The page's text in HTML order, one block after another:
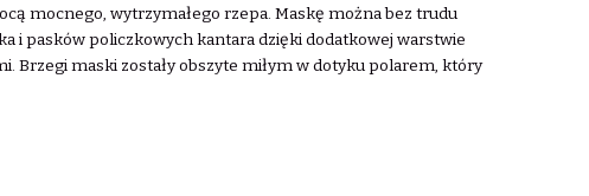
mocnego, wytrzymałego rzepa. Maskę można bez trudu
i pasków policzkowych kantara dzięki dodatkowej warstwie
Brzegi maski zostały obszyte miłym w dotyku polarem, który